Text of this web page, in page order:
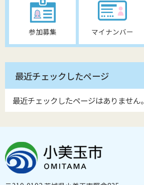
参加募集 マイナンバー
最近チェックしたページ
最近チェックしたページはありません。